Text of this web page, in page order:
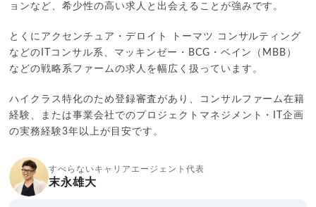
ョンなど、希少性の高い求人と出会えることが強みです。
とくにアクセンチュア・デロイト トーマツ コンサルティング
などのITコンサル系、マッキンゼー・BCG・ベイン（MBB）
などの戦略系ファームの求人を幅広く扱っています。
ハイクラス特化のため登録審査があり、コンサルファーム在籍
経験、または事業会社でのプロジェクトマネジメント・IT企画
の実務経験3年以上が目安です。
すべらないキャリアエージェント代表
末永雄大